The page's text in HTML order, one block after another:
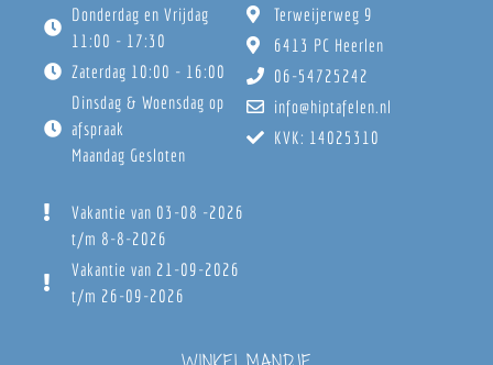
Donderdag en Vrijdag
11:00 - 17:30
Zaterdag 10:00 - 16:00
Dinsdag & Woensdag op
afspraak
Maandag Gesloten
Vakantie van 03-08 -2026
t/m 8-8-2026
Vakantie van 21-09-2026
t/m 26-09-2026
Terweijerweg 9
6413 PC Heerlen
06-54725242
info@hiptafelen.nl
KVK: 14025310